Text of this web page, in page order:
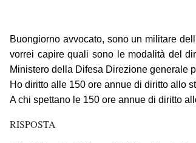
Buongiorno avvocato, sono un militare
vorrei capire quali sono le modalità del
Ministero della Difesa Direzione generale
Ho diritto alle 150 ore annue di diritto allo
A chi spettano le 150 ore annue di diritto
RISPOSTA